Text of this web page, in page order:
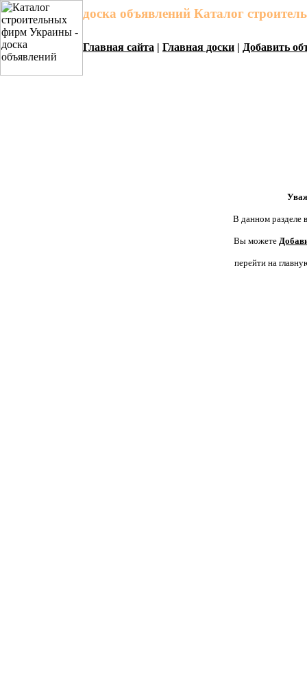
доска объявлений Каталог
Главная сайта | Главная доски | Добавить
В данном разделе
Вы можете
перейти на